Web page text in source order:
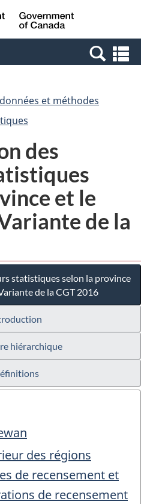
Passer
au
Passer
à
Canada
et
et méthodes
des
et le
de la
statistiques selon la province
de la CGT 2016
hiérarchique
des régions
de recensement et
de recensement